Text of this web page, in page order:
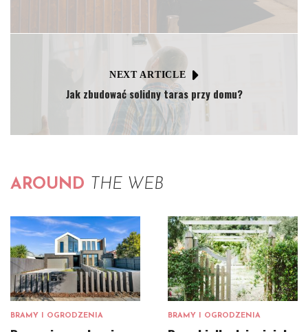
NEXT ARTICLE
Jak zbudować solidny taras przy domu?
AROUND THE WEB
BRAMY I OGRODZENIA BRAMY I OGRODZENIA